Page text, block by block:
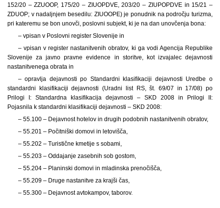
152/20 – ZZUOOP, 175/20 – ZIUOPDVE, 203/20 – ZIUPOPDVE in 15/21 –
ZDUOP; v nadaljnjem besedilu: ZIUOOPE) je ponudnik na področju turizma,
pri kateremu se bon unovči, poslovni subjekt, ki je na dan unovčenja bona:
– vpisan v Poslovni register Slovenije in
– vpisan v register nastanitvenih obratov, ki ga vodi Agencija Republike
Slovenije za javno pravne evidence in storitve, kot izvajalec dejavnosti
nastanitvenega obrata in
– opravlja dejavnosti po Standardni klasifikaciji dejavnosti Uredbe o
standardni klasifikaciji dejavnosti (Uradni list RS, št. 69/07 in 17/08) po
Prilogi I: Standardna klasifikacija dejavnosti – SKD 2008 in Prilogi II:
Pojasnila k standardni klasifikaciji dejavnosti – SKD 2008:
– 55.100 – Dejavnost hotelov in drugih podobnih nastanitvenih obratov,
– 55.201 – Počitniški domovi in letovišča,
– 55.202 – Turistične kmetije s sobami,
– 55.203 – Oddajanje zasebnih sob gostom,
– 55.204 – Planinski domovi in mladinska prenočišča,
– 55.209 – Druge nastanitve za krajši čas,
– 55.300 – Dejavnost avtokampov, taborov.